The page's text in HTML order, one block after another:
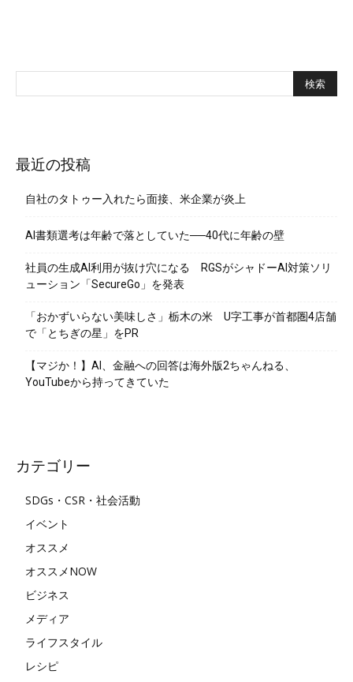
最近の投稿
自社のタトゥー入れたら面接、米企業が炎上
AI書類選考は年齢で落としていた──40代に年齢の壁
社員の生成AI利用が抜け穴になる RGSがシャドーAI対策ソリ
ューション「SecureGo」を発表
「おかずいらない美味しさ」栃木の米 U字工事が首都圏4店舗
で「とちぎの星」をPR
【マジか！】AI、金融への回答は海外版2ちゃんねる、
YouTubeから持ってきていた
カテゴリー
SDGs・CSR・社会活動
イベント
オススメ
オススメNOW
ビジネス
メディア
ライフスタイル
レシピ